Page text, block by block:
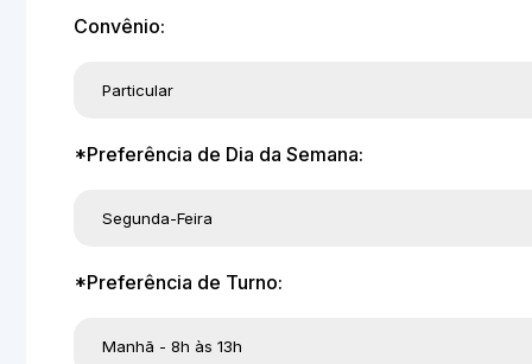
Convênio:
*Preferência de Dia da Semana:
*Preferência de Turno: